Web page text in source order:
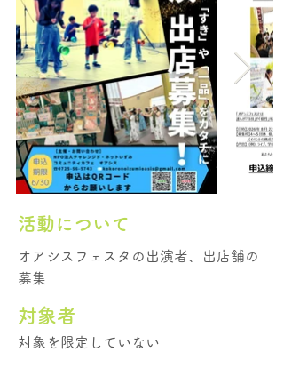
活動について
オアシスフェスタの出演者、出店舗の
募集
​対象者
対象を限定していない